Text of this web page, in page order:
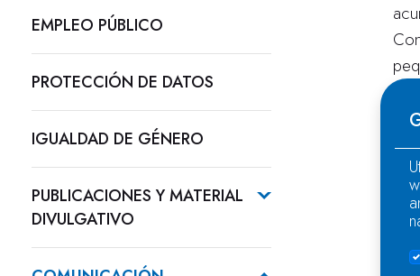
EMPLEO PÚBLICO
PROTECCIÓN DE DATOS
IGUALDAD DE GÉNERO
PUBLICACIONES Y MATERIAL
DIVULGATIVO
La